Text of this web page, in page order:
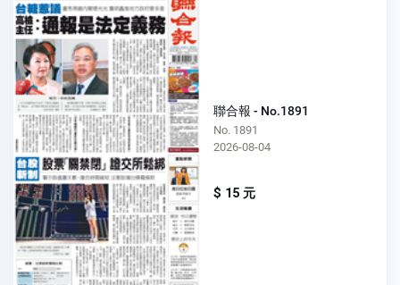
聯合報 - No.1891
No. 1891
2026-08-04
$ 15 元